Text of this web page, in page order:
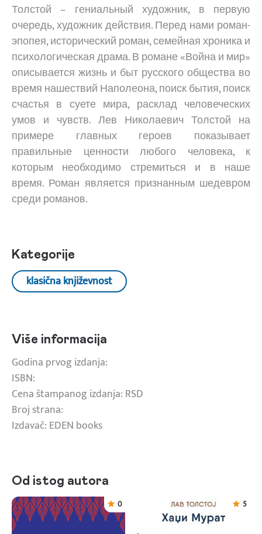
Толстой – гениальный художник, в первую
очередь, художник действия. Перед нами роман-
эпопея, исторический роман, семейная хроника и
психологическая драма. В романе «Война и мир»
описывается жизнь и быт русского общества во
время нашествий Наполеона, поиск бытия, поиск
счастья в суете мира, расклад человеческих
умов и чувств. Лев Николаевич Толстой на
примере главных героев показывает
правильные ценности любого человека, к
которым необходимо стремиться и в наше
время. Роман является признанным шедевром
среди романов.
Kategorije
klasična književnost
Više informacija
Godina prvog izdanja:
ISBN:
Cena štampanog izdanja: RSD
Broj strana:
Izdavač: EDEN books
Od istog autora
0
5